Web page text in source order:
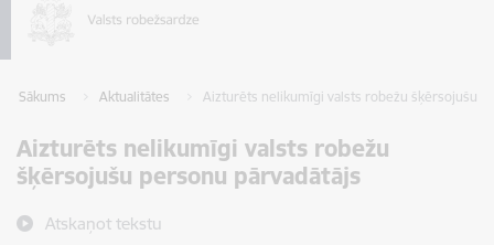
Sākums Aktualitātes Aizturēts nelikumīgi valsts robežu šķērsojušu
Aizturēts nelikumīgi valsts robežu
šķērsojušu personu pārvadātājs
Atskaņot tekstu